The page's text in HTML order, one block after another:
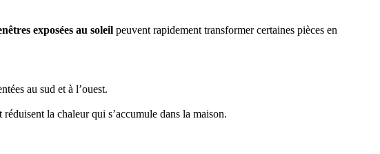
exposées au soleil peuvent rapidement transformer certaines pièces en
au sud et à l’ouest.
la chaleur qui s’accumule dans la maison.